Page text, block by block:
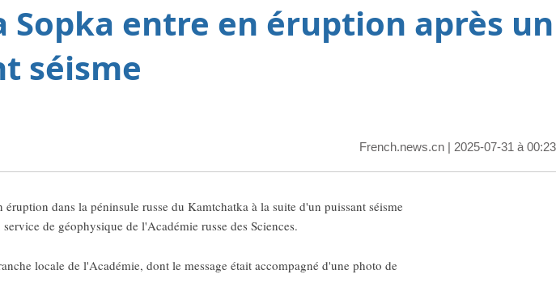
عربي
Sopka entre en éruption après un
séisme
French.news.cn | 2025-07-31 à 00:23
dans la péninsule russe du Kamtchatka à la suite d'un puissant séisme
de géophysique de l'Académie russe des Sciences.
locale de l'Académie, dont le message était accompagné d'une photo de